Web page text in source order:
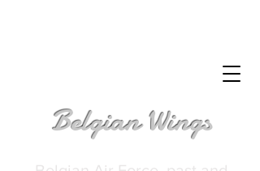
Belgian Wings